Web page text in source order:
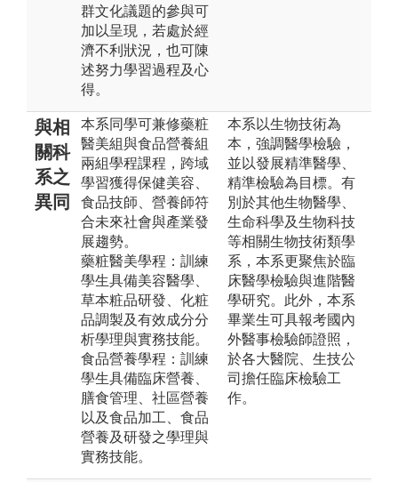
群文化議題的參與可
加以呈現，若處於經
濟不利狀況，也可陳
述努力學習過程及心
得。
與相
關科
系之
異同
本系同學可兼修藥粧
醫美組與食品營養組
兩組學程課程，跨域
學習獲得保健美容、
食品技師、營養師符
合未來社會與產業發
展趨勢。
藥粧醫美學程：訓練
學生具備美容醫學、
草本粧品研發、化粧
品調製及有效成分分
析學理與實務技能。
食品營養學程：訓練
學生具備臨床營養、
膳食管理、社區營養
以及食品加工、食品
營養及研發之學理與
實務技能。
本系以生物技術為
本，強調醫學檢驗，
並以發展精準醫學、
精準檢驗為目標。有
別於其他生物醫學、
生命科學及生物科技
等相關生物技術類學
系，本系更聚焦於臨
床醫學檢驗與進階醫
學研究。此外，本系
畢業生可具報考國內
外醫事檢驗師證照，
於各大醫院、生技公
司擔任臨床檢驗工
作。